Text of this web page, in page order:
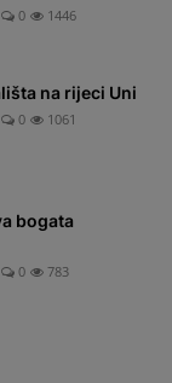
0 1446
na rijeci Uni
0 1061
bogata
0 783